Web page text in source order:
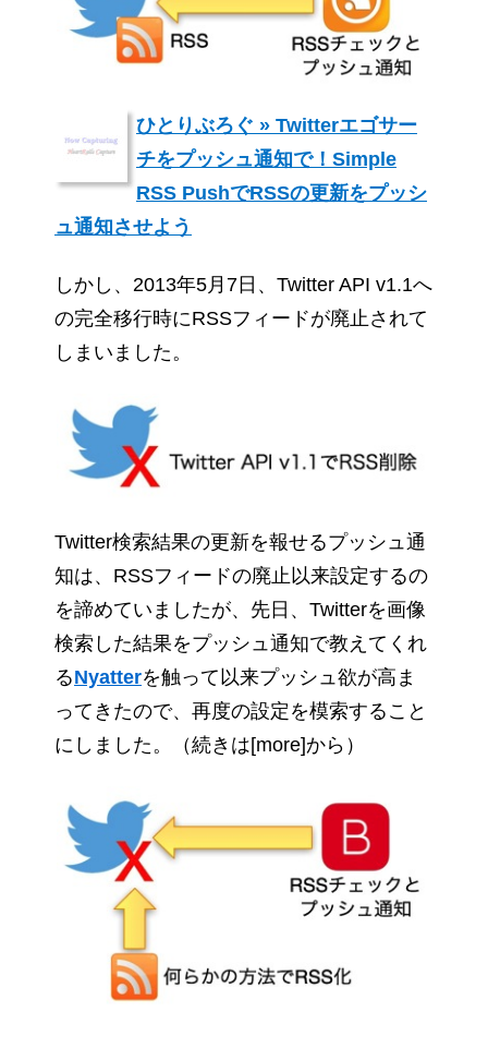
ひとりぶろぐ » Twitterエゴサー
チをプッシュ通知で！Simple
RSS PushでRSSの更新をプッシ
ュ通知させよう
しかし、2013年5月7日、Twitter API v1.1へ
の完全移行時にRSSフィードが廃止されて
しまいました。
Twitter検索結果の更新を報せるプッシュ通
知は、RSSフィードの廃止以来設定するの
を諦めていましたが、先日、Twitterを画像
検索した結果をプッシュ通知で教えてくれ
るNyatterを触って以来プッシュ欲が高ま
ってきたので、再度の設定を模索すること
にしました。（続きは[more]から）